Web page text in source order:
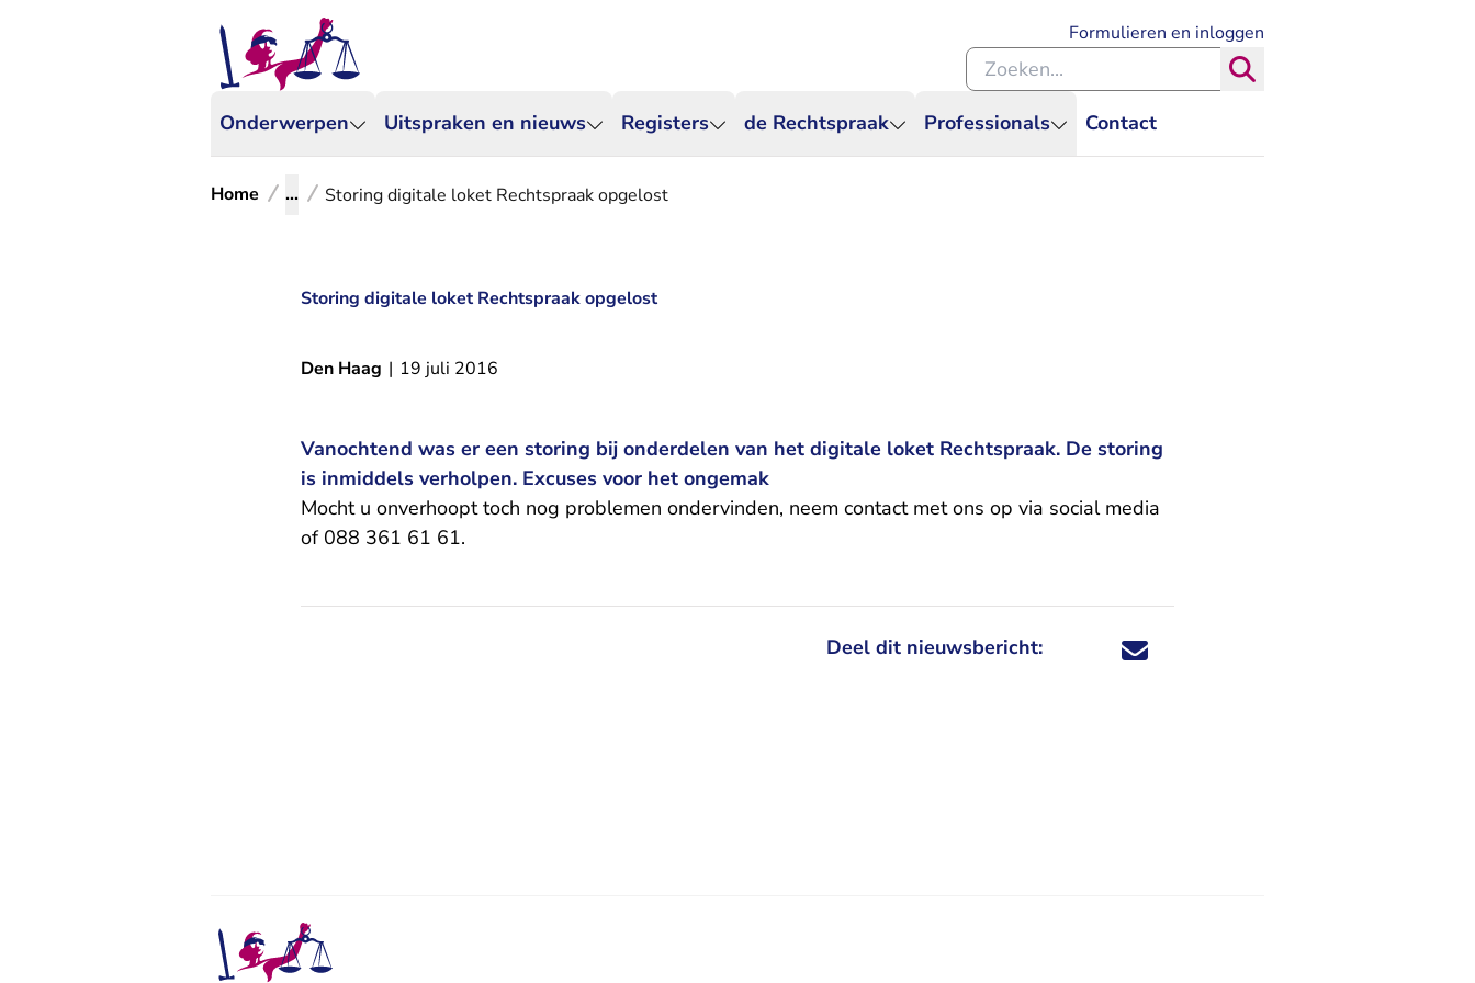
Onderwerpen Uitspraken en nieuws Registers de Rechtspraak Professionals Contact
Formulieren en inloggen
Zoeken binnen de Rechtspraak
Home ... Storing digitale loket Rechtspraak opgelost
Storing digitale loket Rechtspraak opgelost
Den Haag | 19 juli 2016
Vanochtend was er een storing bij onderdelen van het digitale loket Rechtspraak. De storing
is inmiddels verholpen. Excuses voor het ongemak
Mocht u onverhoopt toch nog problemen ondervinden, neem contact met ons op via social media
of 088 361 61 61.
Deel dit nieuwsbericht: Deel dit nieuwsbericht via X - U verlaat
Deel dit nieuwsbericht via Facebook - U
Deel dit nieuwsbericht via e-mail
Deel dit nieuwsbericht via LinkedIn - U